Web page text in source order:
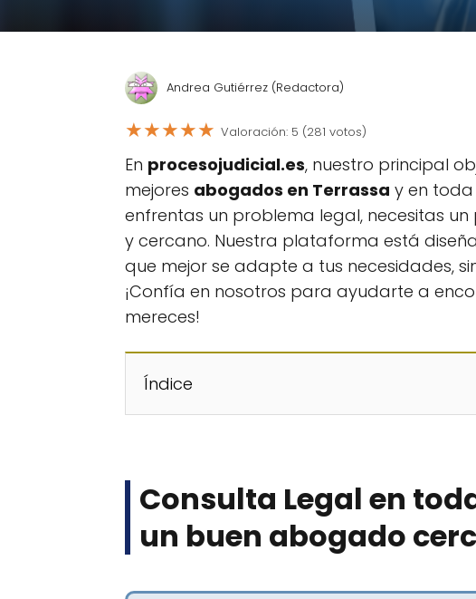
Andrea Gutiérrez (Redactora)
★★★★★ Valoración: 5 (281 votos)
En procesojudicial.es, nuestro principal
mejores abogados en Terrassa y en toda
enfrentas un problema legal, necesitas
y cercano. Nuestra plataforma está
que mejor se adapte a tus necesidades,
¡Confía en nosotros para ayudarte a
mereces!
Índice
Consulta Legal en
un buen abogado